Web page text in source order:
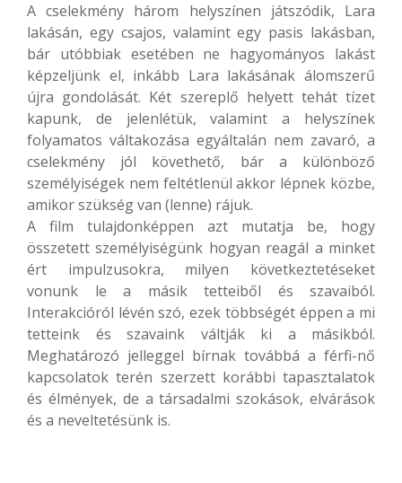
A cselekmény három helyszínen játszódik, Lara
lakásán, egy csajos, valamint egy pasis lakásban,
bár utóbbiak esetében ne hagyományos lakást
képzeljünk el, inkább Lara lakásának álomszerű
újra gondolását. Két szereplő helyett tehát tízet
kapunk, de jelenlétük, valamint a helyszínek
folyamatos váltakozása egyáltalán nem zavaró, a
cselekmény jól követhető, bár a különböző
személyiségek nem feltétlenül akkor lépnek közbe,
amikor szükség van (lenne) rájuk.
A film tulajdonképpen azt mutatja be, hogy
összetett személyiségünk hogyan reagál a minket
ért impulzusokra, milyen következtetéseket
vonunk le a másik tetteiből és szavaiból.
Interakcióról lévén szó, ezek többségét éppen a mi
tetteink és szavaink váltják ki a másikból.
Meghatározó jelleggel bírnak továbbá a férfi-nő
kapcsolatok terén szerzett korábbi tapasztalatok
és élmények, de a társadalmi szokások, elvárások
és a neveltetésünk is.